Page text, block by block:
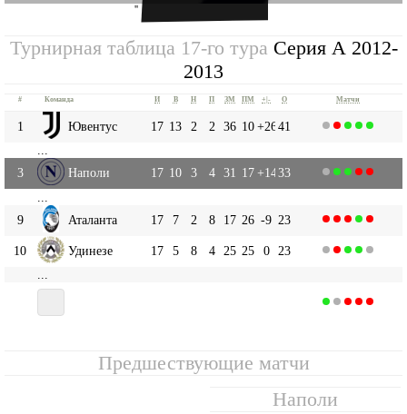
''
Турнирная таблица 17-го тура Серия А 2012-
2013
# Команда И В Н П ЗМ ПМ +|- О Матчи
1 Ювентус 17 13 2 2 36 10+2641
3
Наполи 17 10 3 4 31 17+1433
9
Аталанта 17 7 2 8 17 26 -9 23
10 Удинезе 17 5 8 4 25 25 0
23
Предшествующие матчи
Наполи